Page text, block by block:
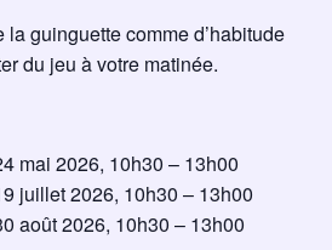
guinguette comme d’habitude
du jeu à votre matinée.
mai 2026, 10h30 – 13h00
juillet 2026, 10h30 – 13h00
août 2026, 10h30 – 13h00